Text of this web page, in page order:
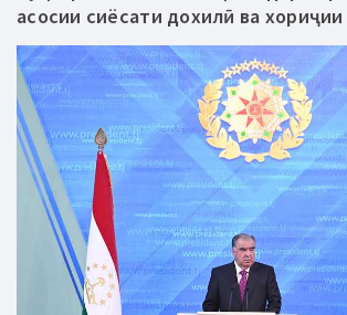
асосии сиёсати дохилӣ ва